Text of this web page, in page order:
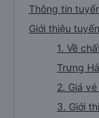
Thông tin
Giới thiệu
1. Về
Trưng
2. Giá
3. Giới